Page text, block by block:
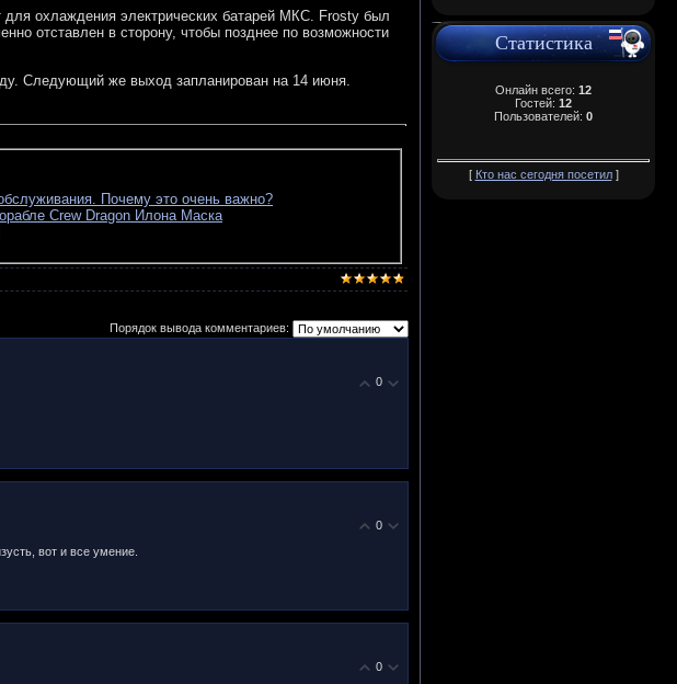
охлаждения электрических батарей МКС. Frosty был
отставлен в сторону, чтобы позднее по возможности
Следующий же выход запланирован на 14 июня.
Почему это очень важно?
Crew Dragon Илона Маска
Порядок вывода комментариев:
0
0
вот и все умение.
0
Статистика
Онлайн всего: 12
Гостей: 12
Пользователей: 0
[ Кто нас сегодня посетил]